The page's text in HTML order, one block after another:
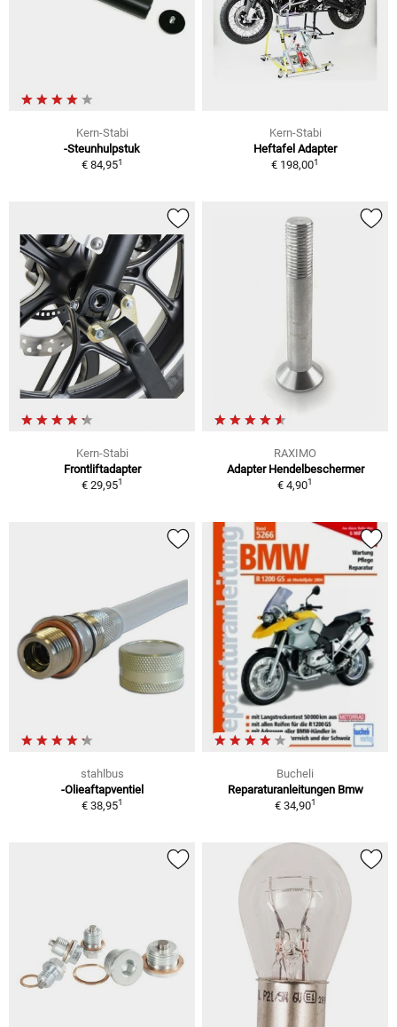
Kern-Stabi
-Steunhulpstuk
€ 84,951
Kern-Stabi
Heftafel Adapter
€ 198,001
Kern-Stabi
Frontliftadapter
€ 29,951
RAXIMO
Adapter Hendelbeschermer
€ 4,901
stahlbus
-Olieaftapventiel
€ 38,951
Bucheli
Reparaturanleitungen Bmw
€ 34,901